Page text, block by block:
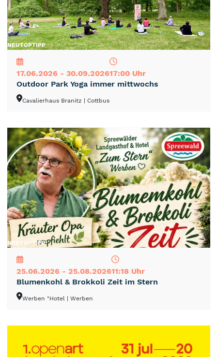
NEUTOPTIPP
17.06.2026 - 30.09.202617:00 Uhr
Outdoor Park Yoga immer mittwochs
Cavalierhaus Branitz | Cottbus
NEUTOPTIPP
25.06.2026 - 25.08.202611:18 Uhr
Blumenkohl & Brokkoli Zeit im Stern
Werben "Hotel | Werben